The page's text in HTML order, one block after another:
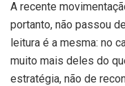
A recente
portanto, não passou
leitura é a mesma: no
muito mais deles do
estratégia, não de